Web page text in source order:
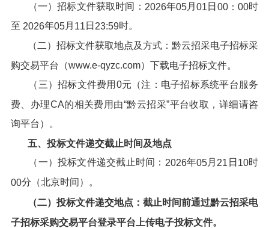
（一）招标文件获取时间： 2026年05月01 日 00：00时
至 2026年05月 11 日 23:59时。
（二）招标文件获取地点及方式：黔云招采电子招标采
购交易平台（www.e-qyzc.com）下载电子招标文件。
（三）招标文件费用0元（注：电子招标系统平台服务
费、办理CA的相关费用由“黔云招采”平台收取，详细请咨
询平台）。
五、投标文件递交截止时间及地点
（一）投标文件递交截止时间： 2026年05月 21 日 10时
00分（北京时间）。
（二）投标文件递交地点：截止时间前通过黔云招采电
子招标采购交易平台登录平台上传电子投标文件。